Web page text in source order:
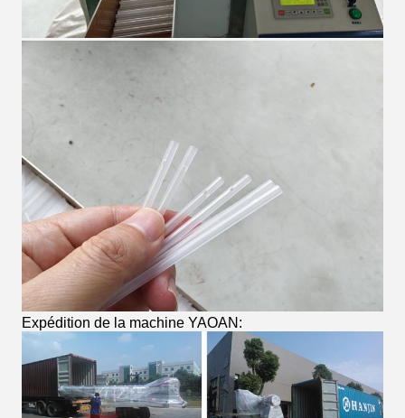
Expédition de la machine YAOAN: